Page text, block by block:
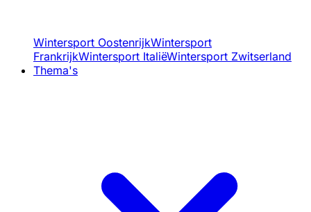
Wintersport OostenrijkWintersport
FrankrijkWintersport ItaliëWintersport Zwitserland
Thema's